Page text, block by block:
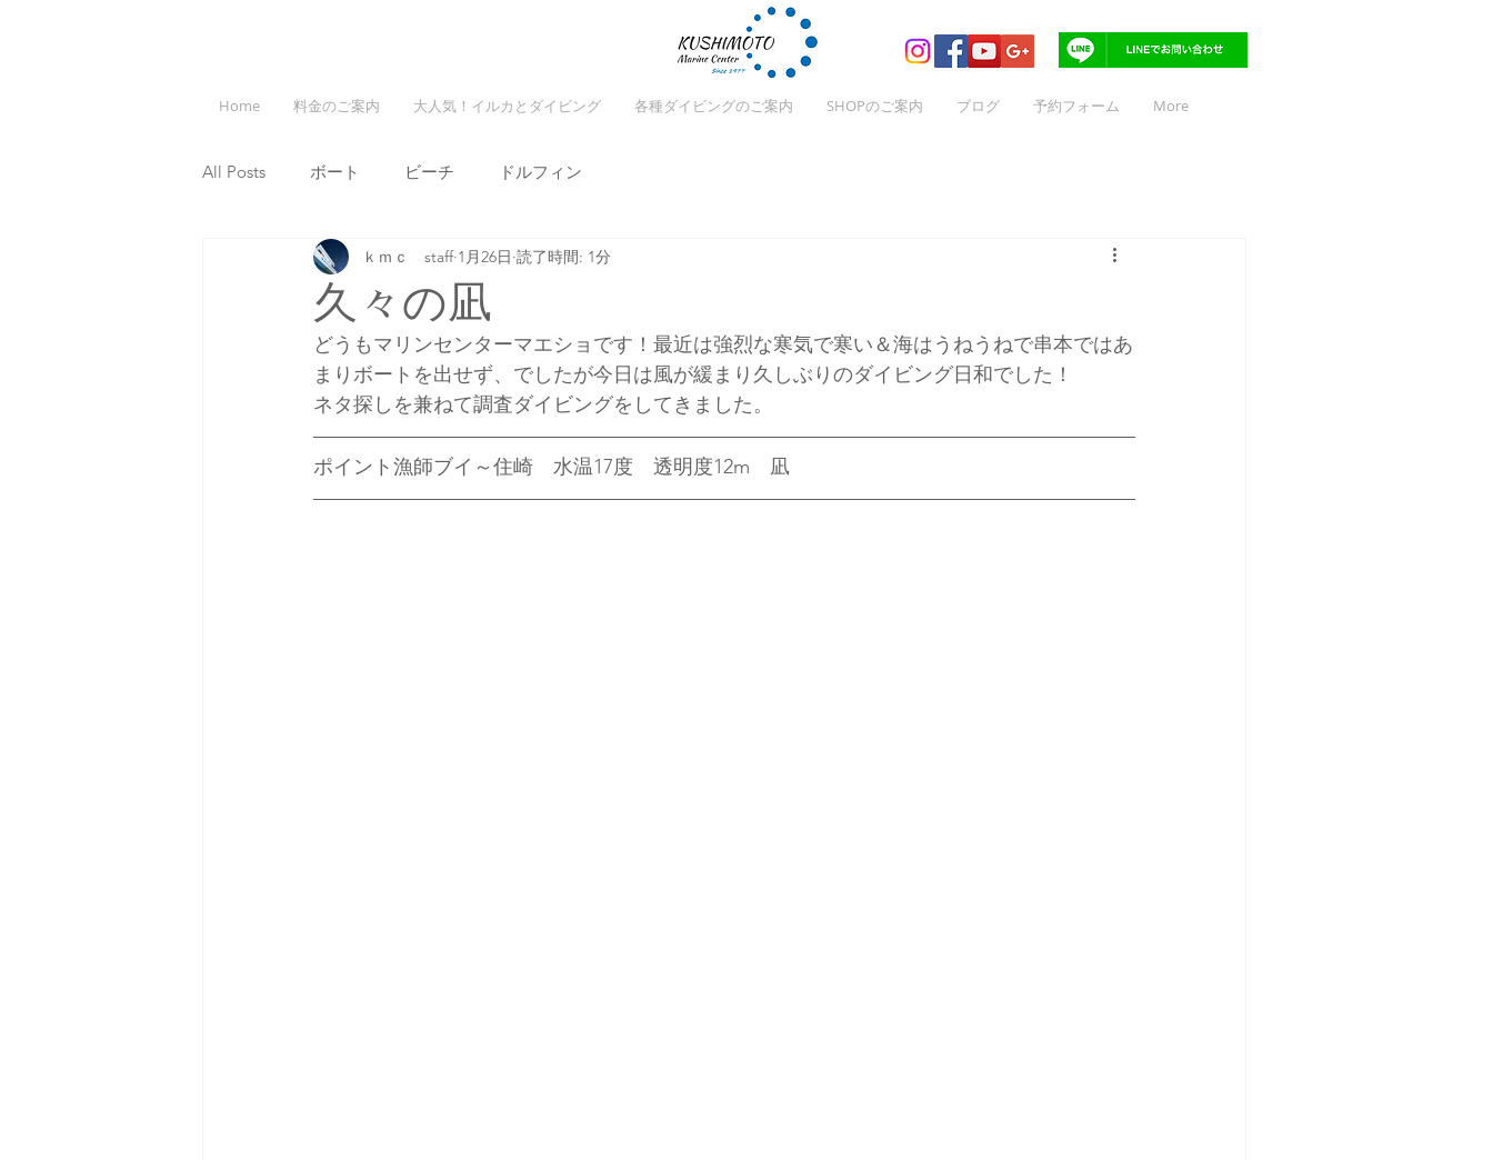
Home 料金のご案内 大人気！イルカとダイビング 各種ダイビングのご案内 SHOPのご案内 ブログ 予約フォーム More
All Posts ボート ビーチ ドルフィン
久々の凪
ｋｍｃ staff 1月26日 読了時間: 1分
どうもマリンセンターマエショです！最近は強烈な寒気で寒い＆海はうねうねで串本ではあ
まりボートを出せず、でしたが今日は風が緩まり久しぶりのダイビング日和でした！
ネタ探しを兼ねて調査ダイビングをしてきました。
ポイント漁師ブイ～住崎　水温17度　透明度12m　凪